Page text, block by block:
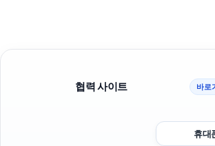
협력 사이트 바로
휴대